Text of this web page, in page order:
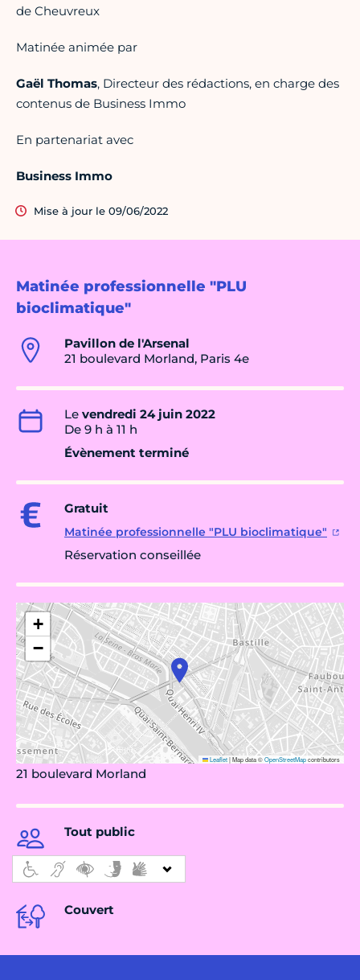
Matinée professionnelle "PLU
bioclimatique"
Pavillon de l'Arsenal
21 boulevard Morland, Paris 4e
Le vendredi 24 juin 2022
De 9 h à 11 h
Évènement terminé
Gratuit
Matinée professionnelle "PLU bioclimatique"
Réservation conseillée
+
−
Leaflet|Map data ©OpenStreetMapcontributors
21 boulevard Morland
Tout public
Couvert
de Cheuvreux
Matinée animée par
Gaël Thomas, Directeur des rédactions, en charge des
contenus de Business Immo
En partenariat avec
Business Immo
Mise à jour le 09/06/2022